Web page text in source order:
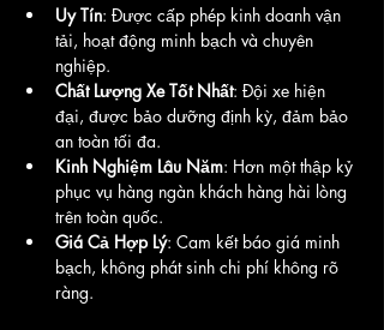
Uy Tín: Được cấp phép kinh doanh vận
tải, hoạt động minh bạch và chuyên
nghiệp.
Chất Lượng Xe Tốt Nhất: Đội xe hiện
đại, được bảo dưỡng định kỳ, đảm bảo
an toàn tối đa.
Kinh Nghiệm Lâu Năm: Hơn một thập kỷ
phục vụ hàng ngàn khách hàng hài lòng
trên toàn quốc.
Giá Cả Hợp Lý: Cam kết báo giá minh
bạch, không phát sinh chi phí không rõ
ràng.